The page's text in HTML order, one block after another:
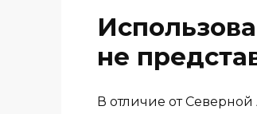
не
В отличие от